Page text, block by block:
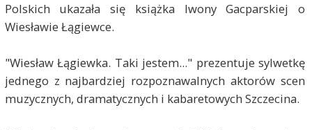
Polskich ukazała się książka Iwony Gacparskiej o
Wiesławie Łągiewce.
"Wiesław Łągiewka. Taki jestem..." prezentuje sylwetkę
jednego z najbardziej rozpoznawalnych aktorów scen
muzycznych, dramatycznych i kabaretowych Szczecina.